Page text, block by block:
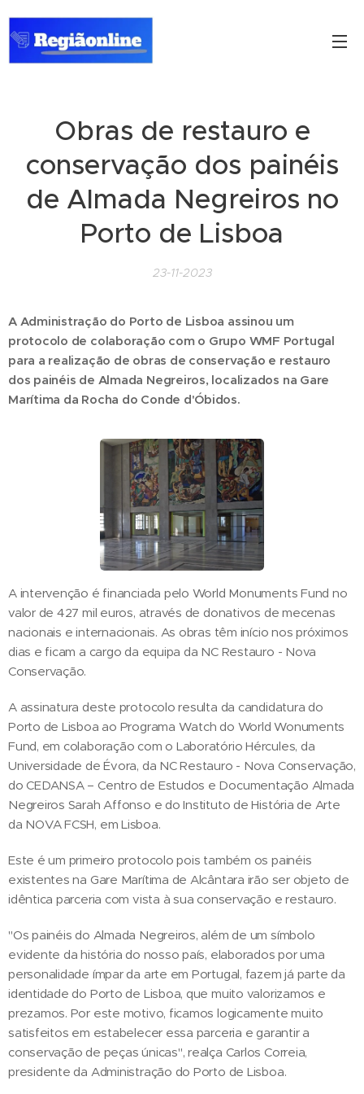
Obras de restauro e
conservação dos painéis
de Almada Negreiros no
Porto de Lisboa
23-11-2023
A Administração do Porto de Lisboa assinou um
protocolo de colaboração com o Grupo WMF Portugal
para a realização de obras de conservação e restauro
dos painéis de Almada Negreiros, localizados na Gare
Marítima da Rocha do Conde d'Óbidos.
A intervenção é financiada pelo World Monuments Fund no
valor de 427 mil euros, através de donativos de mecenas
nacionais e internacionais. As obras têm início nos próximos
dias e ficam a cargo da equipa da NC Restauro - Nova
Conservação.
A assinatura deste protocolo resulta da candidatura do
Porto de Lisboa ao Programa Watch do World Wonuments
Fund, em colaboração com o Laboratório Hércules, da
Universidade de Évora, da NC Restauro - Nova Conservação,
do CEDANSA – Centro de Estudos e Documentação Almada
Negreiros Sarah Affonso e do Instituto de História de Arte
da NOVA FCSH, em Lisboa.
Este é um primeiro protocolo pois também os painéis
existentes na Gare Marítima de Alcântara irão ser objeto de
idêntica parceria com vista à sua conservação e restauro.
"Os painéis do Almada Negreiros, além de um símbolo
evidente da história do nosso país, elaborados por uma
personalidade ímpar da arte em Portugal, fazem já parte da
identidade do Porto de Lisboa, que muito valorizamos e
prezamos. Por este motivo, ficamos logicamente muito
satisfeitos em estabelecer essa parceria e garantir a
conservação de peças únicas", realça Carlos Correia,
presidente da Administração do Porto de Lisboa.